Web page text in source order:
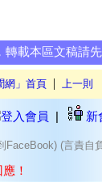
轉載本區文稿請
網」首頁 | 上一則
登入會員 | 新
FaceBook) (言責自
！